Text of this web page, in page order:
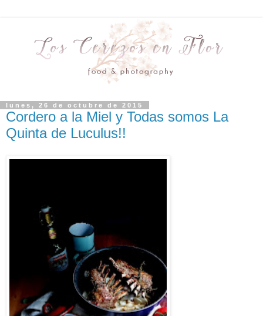
lunes, 26 de octubre de 2015
Cordero a la Miel y Todas somos La
Quinta de Luculus!!